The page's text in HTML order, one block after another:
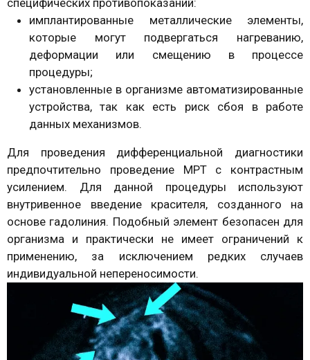
специфических противопоказаний:
имплантированные металлические элементы,
которые могут подвергаться нагреванию,
деформации или смещению в процессе
процедуры;
установленные в организме автоматизированные
устройства, так как есть риск сбоя в работе
данных механизмов.
Для проведения дифференциальной диагностики
предпочтительно проведение МРТ с контрастным
усилением. Для данной процедуры используют
внутривенное введение красителя, созданного на
основе гадолиния. Подобный элемент безопасен для
организма и практически не имеет ограничений к
применению, за исключением редких случаев
индивидуальной непереносимости.